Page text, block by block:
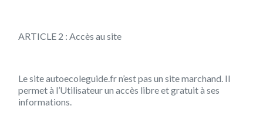
ARTICLE 2 : Accès au site
Le site autoecoleguide.fr n’est pas un site marchand. Il
permet à l’Utilisateur un accès libre et gratuit à ses
informations.